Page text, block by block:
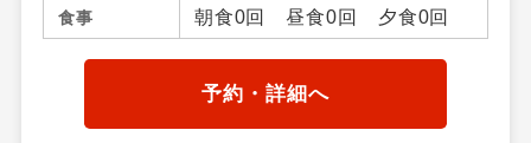
食事 朝食0回 昼食0回 夕食0回
予約・詳細へ